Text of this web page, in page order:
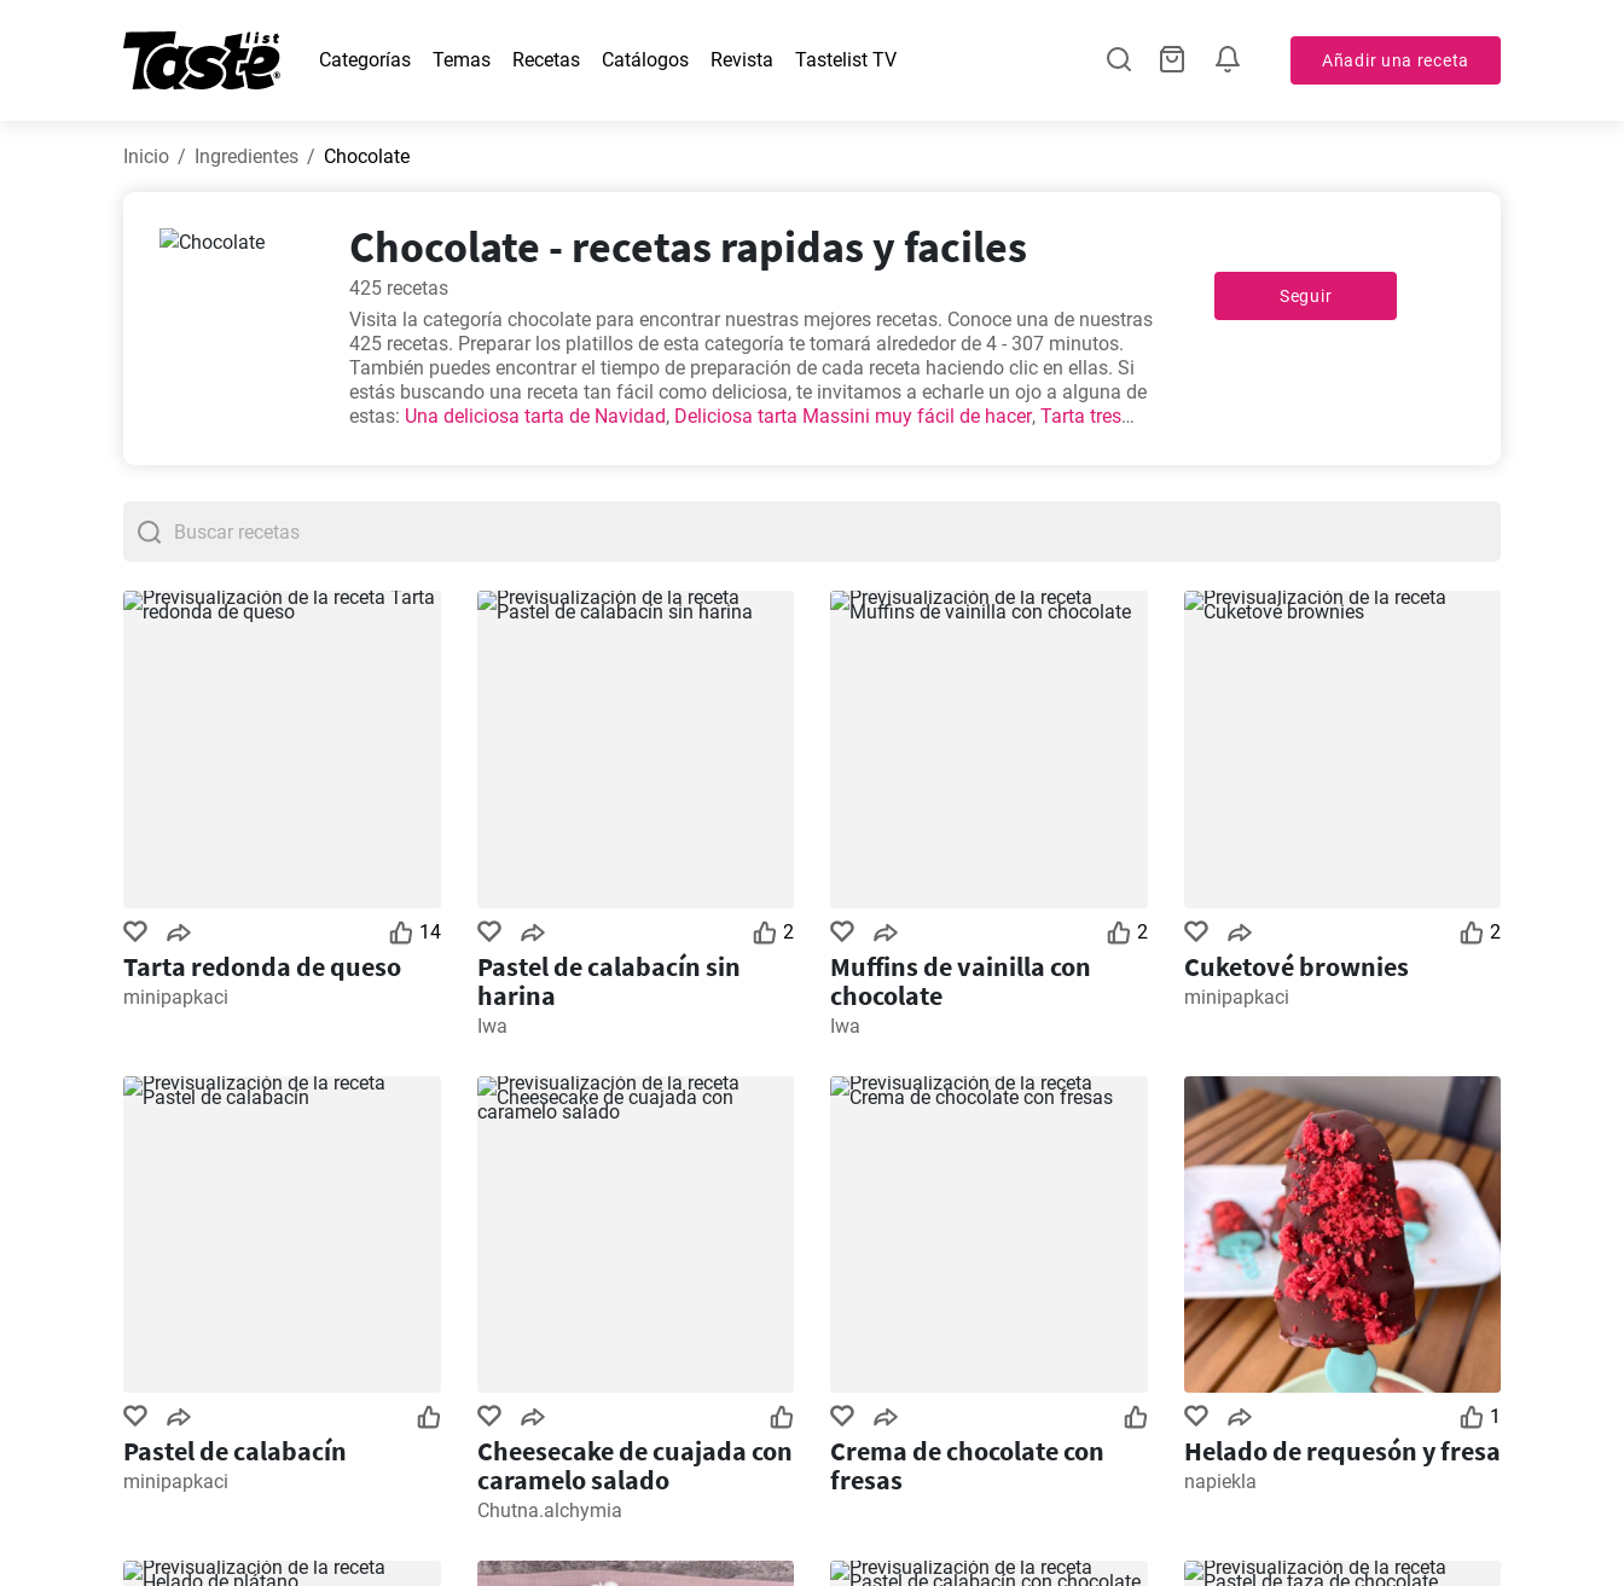
Categorías Temas Recetas Catálogos Revista Tastelist TV Añadir una receta
Inicio Ingredientes Chocolate
Chocolate - recetas rapidas y faciles
425 recetas
Visita la categoría chocolate para encontrar nuestras mejores recetas. Conoce una de nuestras
425 recetas. Preparar los platillos de esta categoría te tomará alrededor de 4 - 307 minutos.
También puedes encontrar el tiempo de preparación de cada receta haciendo clic en ellas. Si
estás buscando una receta tan fácil como deliciosa, te invitamos a echarle un ojo a alguna de
estas: Una deliciosa tarta de Navidad, Deliciosa tarta Massini muy fácil de hacer, Tarta tres
Seguir
14
Tarta redonda de queso
minipapkaci
2
Pastel de calabacín sin
harina
Iwa
2
Muffins de vainilla con
chocolate
Iwa
2
Cuketové brownies
minipapkaci
Pastel de calabacín
minipapkaci
Cheesecake de cuajada con
caramelo salado
Chutna.alchymia
Crema de chocolate con
fresas
1
Helado de requesón y fresa
napiekla